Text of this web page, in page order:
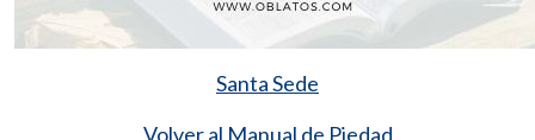
Santa Sede
Volver al Manual de Piedad